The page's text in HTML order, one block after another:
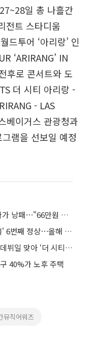
일 총 나흘간
전트 스타디움
투어 ‘아리랑’ 인
‘ARIRANG’ IN
후로 콘서트와 도
더 시티 아리랑 -
- LAS
베이거스 관광청과
램을 선보일 예정
방탄소년단 RM, 군 동기에 카드 줬다가 낭패⋯"66만원 긁었더라"
방탄소년단 ‘스윔’, 美 빌보드 '글로벌' 6번째 정상⋯올해 최다 기록
방탄소년단, 4년 만에 부산 찾는다⋯데뷔일 맞아 ‘더 시티’ 개최
40%가 노후 주택
뮤직어워즈